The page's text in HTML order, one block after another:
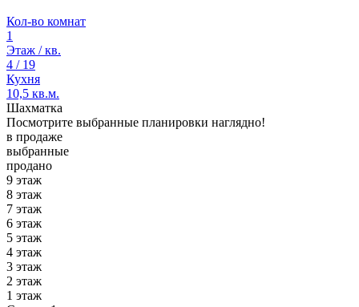
Кол-во комнат
1
Этаж / кв.
4 / 19
Кухня
10,5 кв.м.
Шахматка
Посмотрите выбранные планировки наглядно!
в продаже
выбранные
продано
9 этаж
8 этаж
7 этаж
6 этаж
5 этаж
4 этаж
3 этаж
2 этаж
1 этаж